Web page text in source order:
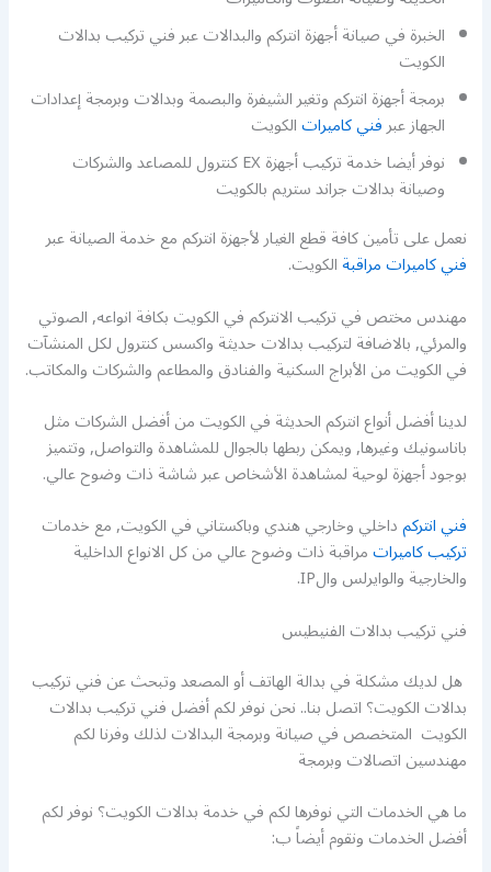
الخبرة في صيانة أجهزة انتركم والبدالات عبر فني تركيب بدالات
الكويت
برمجة أجهزة انتركم وتغير الشيفرة والبصمة وبدالات وبرمجة إعدادات
الجهاز عبرفني كاميراتالكويت
نوفر أيضا خدمة تركيب أجهزة EX كنترول للمصاعد والشركات
وصيانة بدالات جراند ستريم بالكويت
نعمل على تأمين كافة قطع الغيار لأجهزة انتركم مع خدمة الصيانة عبر
فني كاميرات مراقبةالكويت.
مهندس مختص في تركيب الانتركم في الكويت بكافة انواعه, الصوتي
والمرئي, بالاضافة لتركيب بدالات حديثة واكسس كنترول لكل المنشآت
في الكويت من الأبراج السكنية والفنادق والمطاعم والشركات والمكاتب.
لدينا أفضل أنواع انتركم الحديثة في الكويت من أفضل الشركات مثل
باناسونيك وغيرها, ويمكن ربطها بالجوال للمشاهدة والتواصل, وتتميز
بوجود أجهزة لوحية لمشاهدة الأشخاص عبر شاشة ذات وضوح عالي.
فني انتركمداخلي وخارجي هندي وباكستاني في الكويت, مع خدمات
تركيب كاميراتمراقبة ذات وضوح عالي من كل الانواع الداخلية
والخارجية والوايرلس والIP.
فني تركيب بدالات الفنيطيس
هل لديك مشكلة في بدالة الهاتف أو المصعد وتبحث عن فني تركيب
بدالات الكويت؟ اتصل بنا.. نحن نوفر لكم أفضل فني تركيب بدالات
الكويت المتخصص في صيانة وبرمجة البدالات لذلك وفرنا لكم
مهندسين اتصالات وبرمجة
ما هي الخدمات التي نوفرها لكم في خدمة بدالات الكويت؟ نوفر لكم
أفضل الخدمات ونقوم أيضاً ب: